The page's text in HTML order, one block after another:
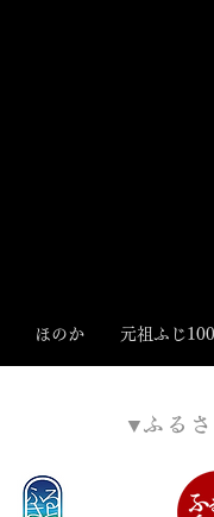
ほのか 元祖ふじ
ふる
​▼